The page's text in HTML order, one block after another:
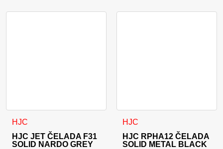
HJC
HJC JET ČELADA F31
SOLID NARDO GREY
Ta izdelek ima več različic. Možnosti lahko izberete na
HJC
HJC RPHA12 ČELADA
SOLID METAL BLACK
Ta izdelek ima več različic.